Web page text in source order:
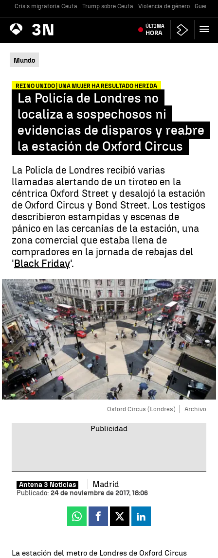
Crisis migratoria Ceuta Trump sobre Ceuta Violencia de género Guerra
Antena
3 Noticias ÚLTIMA
HORA
Mundo
REINO UNIDO | UNA MUJER HA RESULTADO HERIDA
La Policía de Londres no
localiza a sospechosos ni
evidencias de disparos y reabre
la estación de Oxford Circus
La Policía de Londres recibió varias
llamadas alertando de un tiroteo en la
céntrica Oxford Street y desalojó la estación
de Oxford Circus y Bond Street. Los testigos
describieron estampidas y escenas de
pánico en las cercanías de la estación, una
zona comercial que estaba llena de
compradores en la jornada de rebajas del
'Black Friday'.
Oxford Circus (Londres) Archivo
Antena 3 Noticias Madrid
Publicado: 24 de noviembre de 2017, 18:06
Whatsapp
Facebook
X Linkedin
La estación del metro de Londres de Oxford Circus